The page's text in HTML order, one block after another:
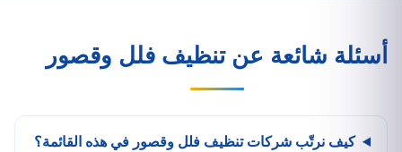
أسئلة شائعة عن تنظيف فلل وقصور
كيف نرتّب شركات تنظيف فلل وقصور في هذه القائمة؟